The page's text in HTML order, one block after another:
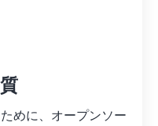
めに、オープンソー